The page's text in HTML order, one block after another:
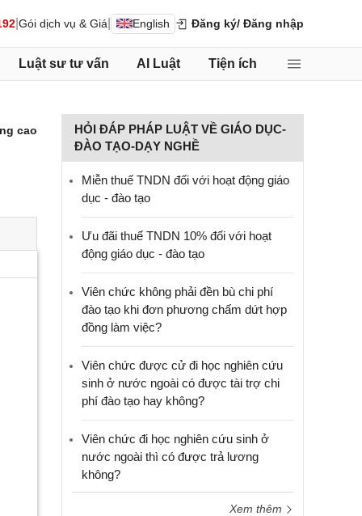
Gói dịch vụ & Giá English Đăng ký/ Đăng nhập
Luật sư tư vấn AI Luật Tiện ích
cao
HỎI ĐÁP PHÁP LUẬT VỀ GIÁO DỤC-
ĐÀO TẠO-DẠY NGHỀ
Miễn thuế TNDN đối với hoạt động giáo
dục - đào tạo
Ưu đãi thuế TNDN 10% đối với hoạt
động giáo dục - đào tạo
Viên chức không phải đền bù chi phí
đào tạo khi đơn phương chấm dứt hợp
đồng làm việc?
Viên chức được cử đi học nghiên cứu
sinh ở nước ngoài có được tài trợ chi
phí đào tạo hay không?
Viên chức đi học nghiên cứu sinh ở
nước ngoài thì có được trả lương
không?
Xem thêm